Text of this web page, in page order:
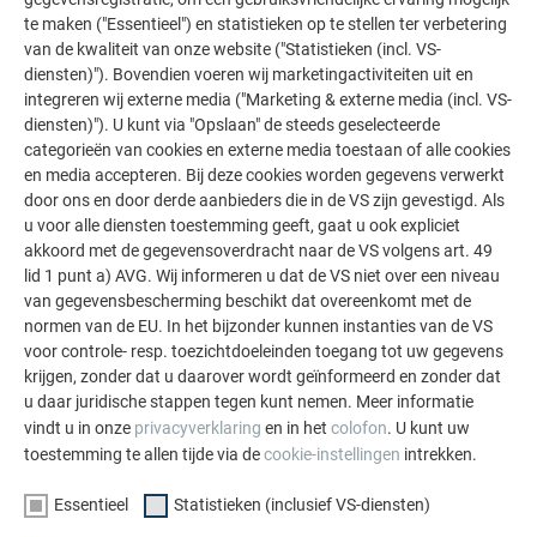
Let erop nooit aluminium op aluminium op te bergen.
scheidingslagen van karton, kunststof of spaanplaten om de
dambalken te beschermen tegen een koude fusie als gevolg
van vochtindringing. De fixeerstukken kunnen in een extra
opbergvak of op de dambalken opgeborgen worden.
Met het oog op eenregelmatig onderhoudmoet het
hoogwaterbeschermingssysteem
minstens een keer per jaar
gemonteerd en gedemonteerdworden. Zo kunt u niet alleen
het gebruik ervan testen, maar ook de functionaliteit en
volledigheid controleren. Alle dichtingen moeten na gebruik
steeds gereinigd en met eenniet-oliehoudende
siliconenspraybehandeld worden. Bij beschadiging moeten
ze vervangen worden.
te maken ("Essentieel") en statistieken op te stellen ter verbetering
van de kwaliteit van onze website ("Statistieken (incl. VS-
diensten)"). Bovendien voeren wij marketingactiviteiten uit en
integreren wij externe media ("Marketing & externe media (incl. VS-
diensten)"). U kunt via "Opslaan" de steeds geselecteerde
categorieën van cookies en externe media toestaan of alle cookies
en media accepteren. Bij deze cookies worden gegevens verwerkt
door ons en door derde aanbieders die in de VS zijn gevestigd. Als
u voor alle diensten toestemming geeft, gaat u ook expliciet
akkoord met de gegevensoverdracht naar de VS volgens art. 49
lid 1 punt a) AVG. Wij informeren u dat de VS niet over een niveau
van gegevensbescherming beschikt dat overeenkomt met de
normen van de EU. In het bijzonder kunnen instanties van de VS
voor controle- resp. toezichtdoeleinden toegang tot uw gegevens
krijgen, zonder dat u daarover wordt geïnformeerd en zonder dat
u daar juridische stappen tegen kunt nemen. Meer informatie
vindt u in onze privacyverklaring en in het colofon. U kunt uw
toestemming te allen tijde via decookie-instellingen intrekken.
Essentieel Statistieken (inclusief VS-diensten)